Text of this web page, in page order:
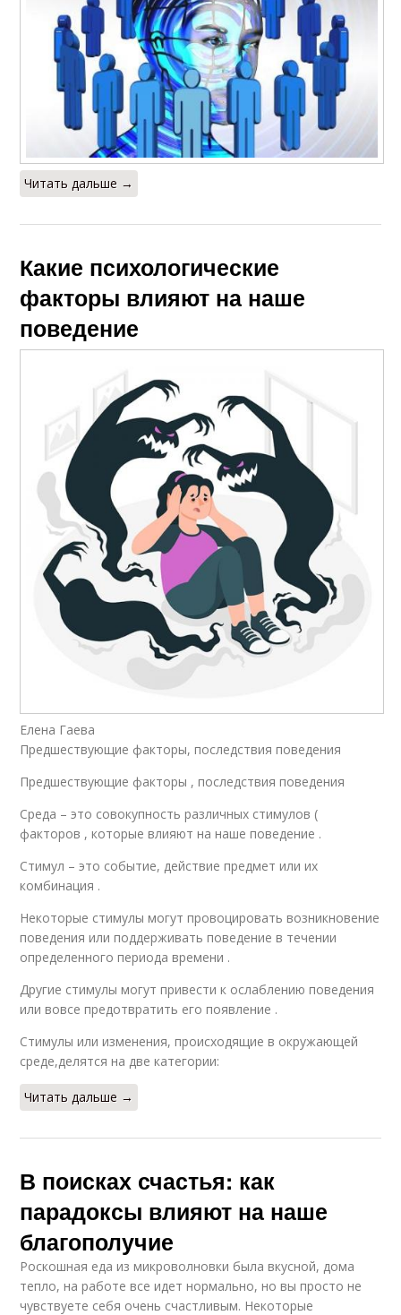
Читать дальше →
Какие психологические
факторы влияют на наше
поведение
Елена Гаева
Предшествующие факторы, последствия поведения
Предшествующие факторы , последствия поведения
Среда – это совокупность различных стимулов (
факторов , которые влияют на наше поведение .
Стимул – это событие, действие предмет или их
комбинация .
Некоторые стимулы могут провоцировать возникновение
поведения или поддерживать поведение в течении
определенного периода времени .
Другие стимулы могут привести к ослаблению поведения
или вовсе предотвратить его появление .
Стимулы или изменения, происходящие в окружающей
среде,делятся на две категории:
Читать дальше →
В поисках счастья: как
парадоксы влияют на наше
благополучие
Роскошная еда из микроволновки была вкусной, дома
тепло, на работе все идет нормально, но вы просто не
чувствуете себя очень счастливым. Некоторые